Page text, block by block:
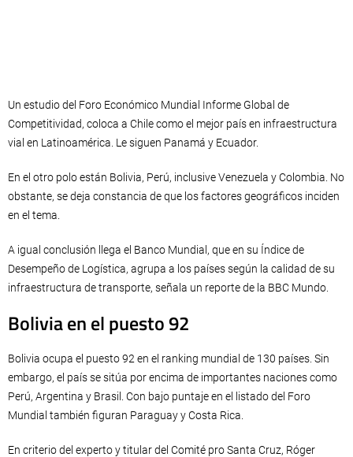
Un estudio del Foro Económico Mundial Informe Global de
Competitividad, coloca a Chile como el mejor país en infraestructura
vial en Latinoamérica. Le siguen Panamá y Ecuador.
En el otro polo están Bolivia, Perú, inclusive Venezuela y Colombia. No
obstante, se deja constancia de que los factores geográficos inciden
en el tema.
A igual conclusión llega el Banco Mundial, que en su Índice de
Desempeño de Logística, agrupa a los países según la calidad de su
infraestructura de transporte, señala un reporte de la BBC Mundo.
Bolivia en el puesto 92
Bolivia ocupa el puesto 92 en el ranking mundial de 130 países. Sin
embargo, el país se sitúa por encima de importantes naciones como
Perú, Argentina y Brasil. Con bajo puntaje en el listado del Foro
Mundial también figuran Paraguay y Costa Rica.
En criterio del experto y titular del Comité pro Santa Cruz, Róger